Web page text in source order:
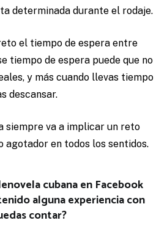
determinada durante el rodaje.
el tiempo de espera entre
tiempo de espera puede que no
y más cuando llevas tiempo
descansar.
siempre va a implicar un reto
agotador en todos los sentidos.
cubana en Facebook
alguna experiencia con
contar?